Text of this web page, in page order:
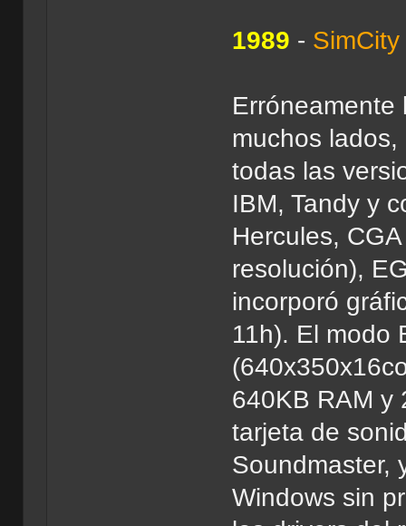
1989 - SimCity
Erróneamente
muchos
todas las
IBM, Tandy y
Hercules,
resolución),
incorporó
11h). El modo
640KB RAM y
tarjeta de
Soundmaster,
Windows sin